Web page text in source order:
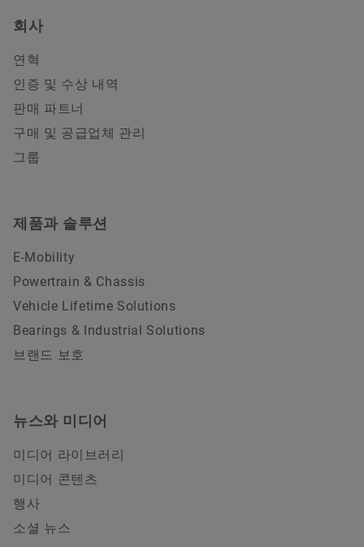
회사
연혁
인증 및 수상 내역
판매 파트너
구매 및 공급업체 관리
그룹
제품과 솔루션
E-Mobility
Powertrain & Chassis
Vehicle Lifetime Solutions
Bearings & Industrial Solutions
브랜드 보호
뉴스와 미디어
미디어 라이브러리
미디어 콘텐츠
행사
소셜 뉴스